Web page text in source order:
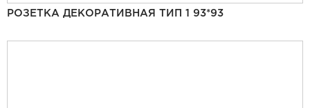
РОЗЕТКА ДЕКОРАТИВНАЯ ТИП 1 93*93